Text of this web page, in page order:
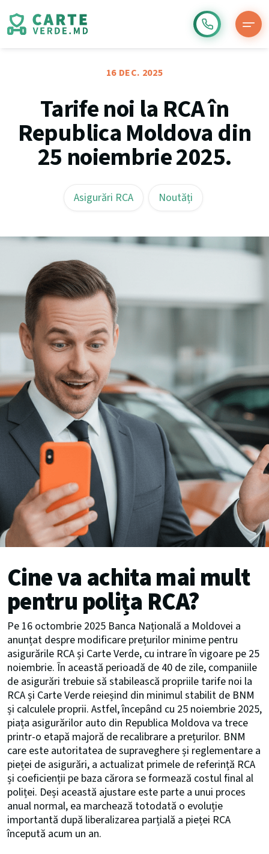
16 DEC. 2025
Tarife noi la RCA în
Republica Moldova din
25 noiembrie 2025.
Asigurări RCA Noutăți
Cine va achita mai mult
pentru polița RCA?
Pe 16 octombrie 2025 Banca Națională a Moldovei a
anunțat despre modificare prețurilor minime pentru
asigurările RCA și Carte Verde, cu intrare în vigoare pe 25
noiembrie. În această perioadă de 40 de zile, companiile
de asigurări trebuie să stabilească propriile tarife noi la
RCA și Carte Verde reieșind din minimul stabilit de BNM
și calculele proprii. Astfel, începând cu 25 noiembrie 2025,
piața asigurărilor auto din Republica Moldova va trece
printr-o etapă majoră de recalibrare a prețurilor. BNM
care este autoritatea de supraveghere și reglementare a
pieței de asigurări, a actualizat primele de referință RCA
și coeficienții pe baza cărora se formează costul final al
poliței. Deși această ajustare este parte a unui proces
anual normal, ea marchează totodată o evoluție
importantă după liberalizarea parțială a pieței RCA
începută acum un an.